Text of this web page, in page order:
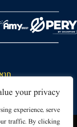
your privacy
experience, serve
traffic. By clicking
כללי כניסה